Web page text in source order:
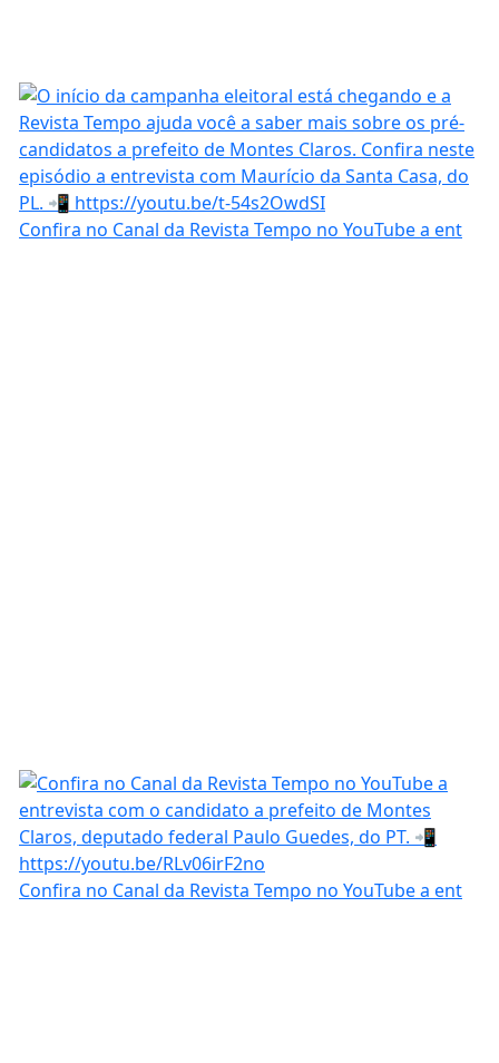
Confira no Canal da Revista Tempo no YouTube a ent
Confira no Canal da Revista Tempo no YouTube a ent